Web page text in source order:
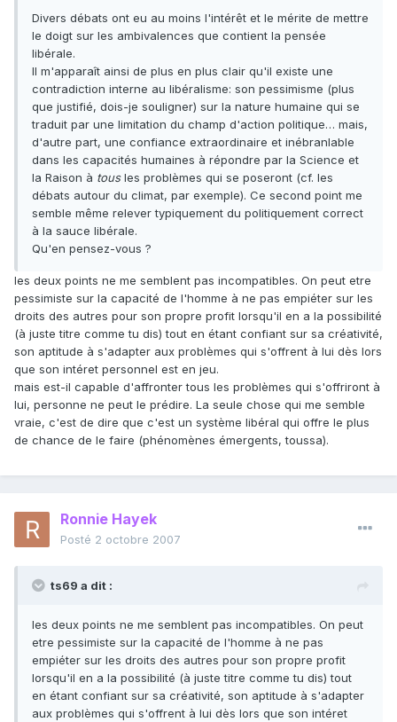
Divers débats ont eu au moins l'intérêt et le mérite de mettre
le doigt sur les ambivalences que contient la pensée
libérale.
Il m'apparaît ainsi de plus en plus clair qu'il existe une
contradiction interne au libéralisme: son pessimisme (plus
que justifié, dois-je souligner) sur la nature humaine qui se
traduit par une limitation du champ d'action politique… mais,
d'autre part, une confiance extraordinaire et inébranlable
dans les capacités humaines à répondre par la Science et
la Raison à tousles problèmes qui se poseront (cf. les
débats autour du climat, par exemple). Ce second point me
semble même relever typiquement du politiquement correct
à la sauce libérale.
Qu'en pensez-vous ?
les deux points ne me semblent pas incompatibles. On peut etre
pessimiste sur la capacité de l'homme à ne pas empiéter sur les
droits des autres pour son propre profit lorsqu'il en a la possibilité
(à juste titre comme tu dis) tout en étant confiant sur sa créativité,
son aptitude à s'adapter aux problèmes qui s'offrent à lui dès lors
que son intéret personnel est en jeu.
mais est-il capable d'affronter tous les problèmes qui s'offriront à
lui, personne ne peut le prédire. La seule chose qui me semble
vraie, c'est de dire que c'est un système libéral qui offre le plus
de chance de le faire (phénomènes émergents, toussa).
Ronnie Hayek
Posté 2 octobre 2007
ts69 a dit :
les deux points ne me semblent pas incompatibles. On peut
etre pessimiste sur la capacité de l'homme à ne pas
empiéter sur les droits des autres pour son propre profit
lorsqu'il en a la possibilité (à juste titre comme tu dis) tout
en étant confiant sur sa créativité, son aptitude à s'adapter
aux problèmes qui s'offrent à lui dès lors que son intéret